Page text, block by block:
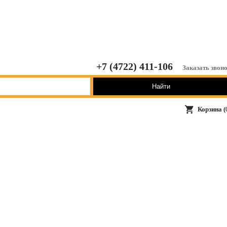
+7 (4722) 411-106 Заказать
Найти
shopping_cart Корзина (